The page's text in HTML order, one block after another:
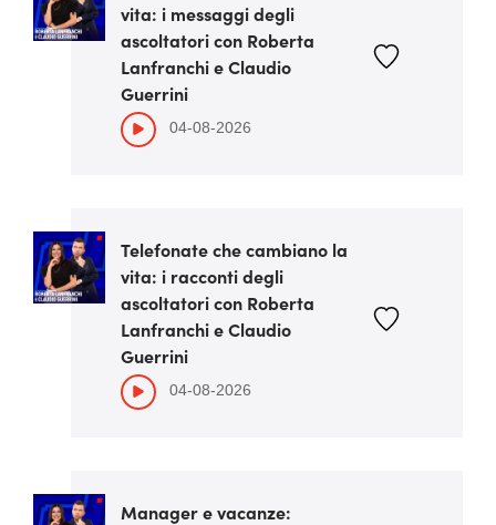
vita: i messaggi degli
ascoltatori con Roberta
Lanfranchi e Claudio
Guerrini
04-08-2026
Telefonate che cambiano la
vita: i racconti degli
ascoltatori con Roberta
Lanfranchi e Claudio
Guerrini
04-08-2026
Manager e vacanze: